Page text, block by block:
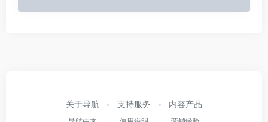
关于导航 支持服务 内容产品